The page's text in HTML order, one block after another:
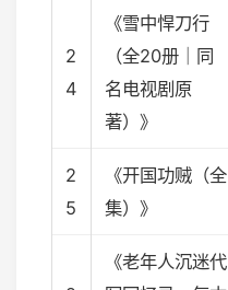
2
4
《雪中悍刀行
（全20册｜同
名电视剧原
著）》
2
5
《开国功贼（全
集）》
《老年人沉迷代